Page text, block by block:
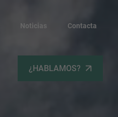
Noticias Contacta
¿HABLAMOS?